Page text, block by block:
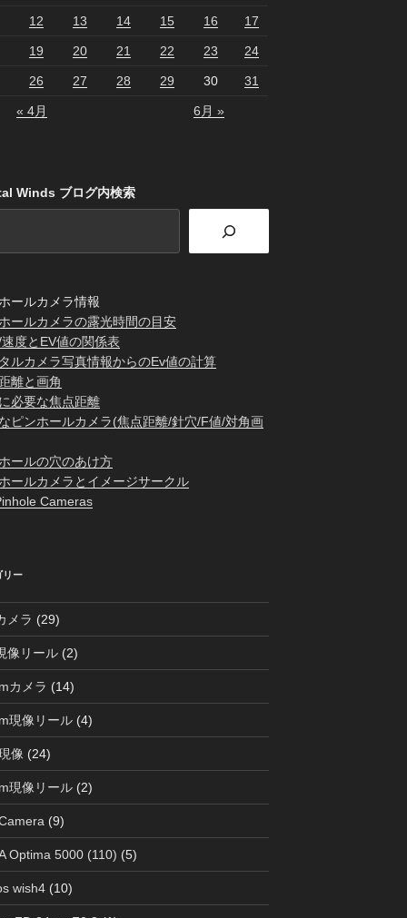
12 13 14 15 16 17
19 20 21 22 23 24
26 27 28 29 30 31
« 4月 6月 »
Winds ブログ内検索
ールカメラ情報
ールカメラの露光時間の目安
度とEV値の関係表
ルカメラ写真情報からのEv値の計算
離と画角
必要な焦点距離
ピンホールカメラ(焦点距離/針穴/F値/対角画
ールの穴のあけ方
ールカメラとイメージサークル
Cameras
リー
メラ (29)
像リール (2)
カメラ (14)
現像リール (4)
像 (24)
現像リール (2)
(9)
Optima 5000 (110) (5)
wish4 (10)